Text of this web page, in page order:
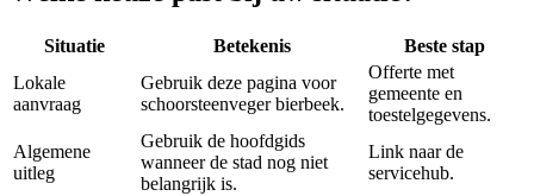
Situatie Betekenis
Beste stap
Lokale
aanvraag
Gebruik deze pagina voor
schoorsteenveger bierbeek.
Offerte met
gemeente en
toestelgegevens.
Algemene
uitleg
Gebruik de hoofdgids
wanneer de stad nog niet
belangrijk is.
Link naar de
servicehub.